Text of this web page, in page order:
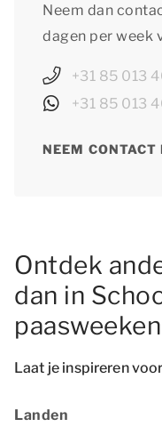
Neem dan
dagen per week
+31 85 013
+31 85 013
NEEM CONTACT
Ontdek
dan in
Laat je inspireren
Landen